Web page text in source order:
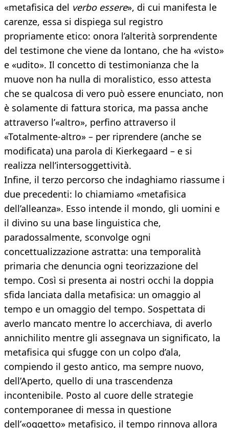
«metafisica del verbo essere», di cui manifesta le
carenze, essa si dispiega sul registro
propriamente etico: onora l’alterità sorprendente
del testimone che viene da lontano, che ha «visto»
e «udito». Il concetto di testimonianza che la
muove non ha nulla di moralistico, esso attesta
che se qualcosa di vero può essere enunciato, non
è solamente di fattura storica, ma passa anche
attraverso l’«altro», perfino attraverso il
«Totalmente-altro» – per riprendere (anche se
modificata) una parola di Kierkegaard – e si
realizza nell’intersoggettività.
Infine, il terzo percorso che indaghiamo riassume i
due precedenti: lo chiamiamo «metafisica
dell’alleanza». Esso intende il mondo, gli uomini e
il divino su una base linguistica che,
paradossalmente, sconvolge ogni
concettualizzazione astratta: una temporalità
primaria che denuncia ogni teorizzazione del
tempo. Così si presenta ai nostri occhi la doppia
sfida lanciata dalla metafisica: un omaggio al
tempo e un omaggio del tempo. Sospettata di
averlo mancato mentre lo accerchiava, di averlo
annichilito mentre gli assegnava un significato, la
metafisica qui sfugge con un colpo d’ala,
compiendo il gesto antico, ma sempre nuovo,
dell’Aperto, quello di una trascendenza
incontenibile. Posto al cuore delle strategie
contemporanee di messa in questione
dell’«oggetto» metafisico, il tempo rinnova allora